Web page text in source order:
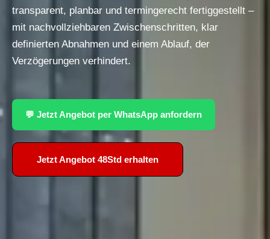
transparent, planbar und termingerecht fertiggestellt –
mit nachvollziehbaren Zwischenschritten, klar
definierten Abnahmen und einem Ablauf, der
Verzögerungen verhindert.
💬 Jetzt Angebot per WhatsApp anfordern
Jetzt Angebot 48Std erhalten